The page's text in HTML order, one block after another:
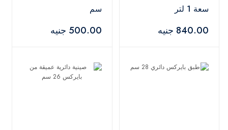
سعة 1 لتر
840.00 جنيه
سم
500.00 جنيه